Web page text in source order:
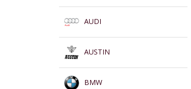
AUDI
AUSTIN
BMW